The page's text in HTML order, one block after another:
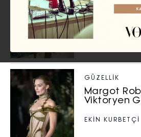
GÜZELLIK
Margot
Viktoryen
EKİN KURBETÇİ